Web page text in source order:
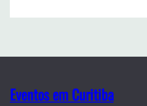
Eventos em Curitiba